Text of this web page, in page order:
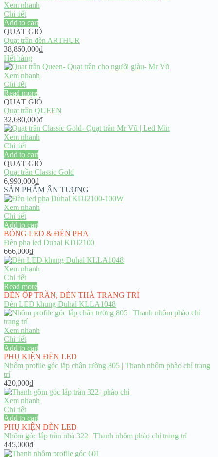
Xem nhanh
Chi tiết
Add to cart
QUẠT GIÓ
Quạt trần đèn ARTHUR
38,860,000₫
Hết hàng
Xem nhanh
Chi tiết
Read more
QUẠT GIÓ
Quạt trần QUEEN
32,680,000₫
Xem nhanh
Chi tiết
Add to cart
QUẠT GIÓ
Quạt trần Classic Gold
6,990,000₫
SẢN PHẨM ẤN TƯỢNG
Xem nhanh
Chi tiết
Add to cart
BÓNG LED & ĐÈN PHA
Đèn pha led Duhal KDJ2100
666,000₫
Xem nhanh
Chi tiết
Read more
ĐÈN ỐP TRẦN, ĐÈN THẢ TRANG TRÍ
Đèn LED khung Duhal KLLA1048
Xem nhanh
Chi tiết
Add to cart
PHỤ KIỆN ĐÈN LED
Nhôm profile góc lắp chân tường 805 | Thanh nhôm phào chỉ trang
trí
420,000₫
Xem nhanh
Chi tiết
Add to cart
PHỤ KIỆN ĐÈN LED
Nhôm góc lắp trần nhà 322 | Thanh nhôm phào chỉ trang trí
445,000₫